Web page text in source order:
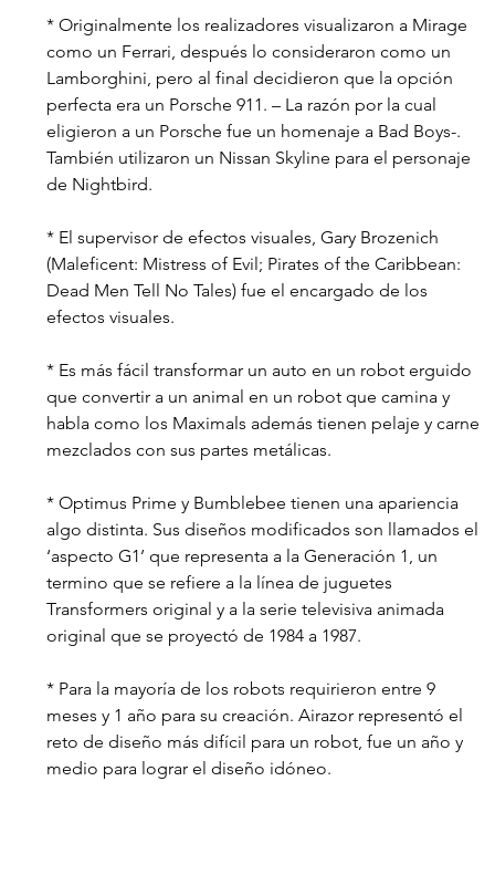
* Originalmente los realizadores visualizaron a Mirage
como un Ferrari, después lo consideraron como un
Lamborghini, pero al final decidieron que la opción
perfecta era un Porsche 911. – La razón por la cual
eligieron a un Porsche fue un homenaje a Bad Boys-.
También utilizaron un Nissan Skyline para el personaje
de Nightbird.
* El supervisor de efectos visuales, Gary Brozenich
(Maleficent: Mistress of Evil; Pirates of the Caribbean:
Dead Men Tell No Tales) fue el encargado de los
efectos visuales.
* Es más fácil transformar un auto en un robot erguido
que convertir a un animal en un robot que camina y
habla como los Maximals además tienen pelaje y carne
mezclados con sus partes metálicas.
* Optimus Prime y Bumblebee tienen una apariencia
algo distinta. Sus diseños modificados son llamados el
‘aspecto G1’ que representa a la Generación 1, un
termino que se refiere a la línea de juguetes
Transformers original y a la serie televisiva animada
original que se proyectó de 1984 a 1987.
* Para la mayoría de los robots requirieron entre 9
meses y 1 año para su creación. Airazor representó el
reto de diseño más difícil para un robot, fue un año y
medio para lograr el diseño idóneo.